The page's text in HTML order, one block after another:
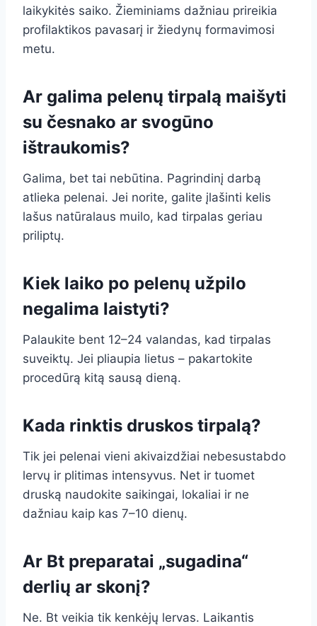
laikykitės saiko. Žieminiams dažniau prireikia
profilaktikos pavasarį ir žiedynų formavimosi
metu.
Ar galima pelenų tirpalą maišyti
su česnako ar svogūno
ištraukomis?
Galima, bet tai nebūtina. Pagrindinį darbą
atlieka pelenai. Jei norite, galite įlašinti kelis
lašus natūralaus muilo, kad tirpalas geriau
priliptų.
Kiek laiko po pelenų užpilo
negalima laistyti?
Palaukite bent 12–24 valandas, kad tirpalas
suveiktų. Jei pliaupia lietus – pakartokite
procedūrą kitą sausą dieną.
Kada rinktis druskos tirpalą?
Tik jei pelenai vieni akivaizdžiai nebesustabdo
lervų ir plitimas intensyvus. Net ir tuomet
druską naudokite saikingai, lokaliai ir ne
dažniau kaip kas 7–10 dienų.
Ar Bt preparatai „sugadina“
derlių ar skonį?
Ne. Bt veikia tik kenkėjų lervas. Laikantis